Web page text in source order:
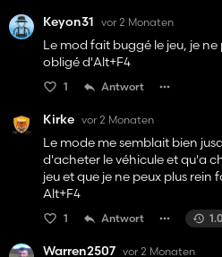
Keyon31 vor 2 Monaten
Le mod fait buggé le jeu, je ne
obligé d'Alt+F4
1 Antwort
Kirke vor 2 Monaten
Le mode me semblait bien
d'acheter le véhicule et qu'a
jeu et que je ne peux plus
Alt+F4
1 Antwort
Warren2507 vor 2 Monaten